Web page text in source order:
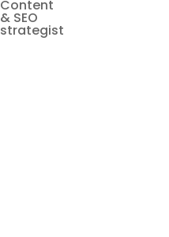
Content
& SEO
strategist